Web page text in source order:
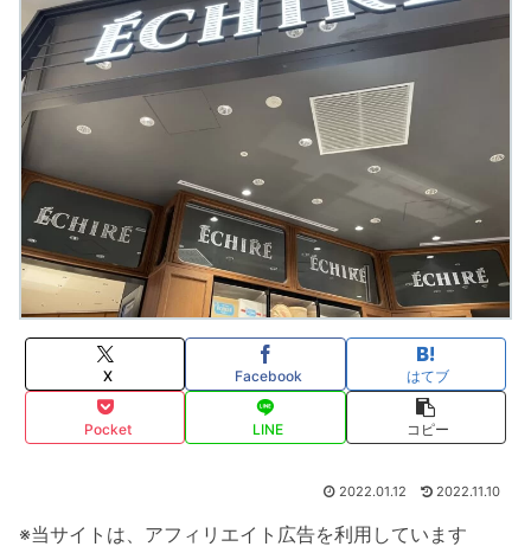
X Facebook はてブ
Pocket LINE コピー
2022.01.12 2022.11.10
※当サイトは、アフィリエイト広告を利用しています